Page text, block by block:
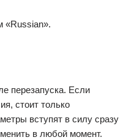
«Russian».
перезапуска. Если
стоит только
вступят в силу сразу
в любой момент.